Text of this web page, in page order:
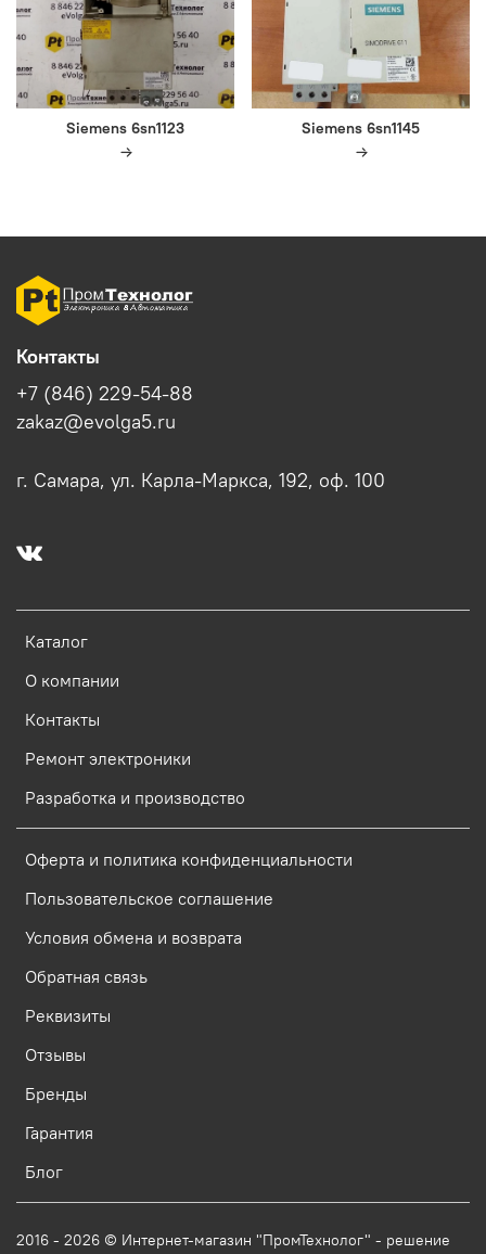
Siemens 6sn1123 Siemens 6sn1145
Каталог
О компании
Контакты
Ремонт электроники
Разработка и производство
Оферта и политика конфиденциальности
Пользовательское соглашение
Условия обмена и возврата
Обратная связь
Реквизиты
Отзывы
Бренды
Гарантия
Блог
Контакты
+7 (846) 229-54-88
zakaz@evolga5.ru
г. Самара, ул. Карла-Маркса, 192, оф. 100
2016 - 2026 © Интернет-магазин "ПромТехнолог" - решение